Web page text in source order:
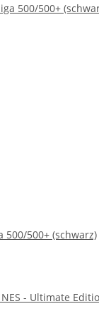
500/500+ (schwarz)